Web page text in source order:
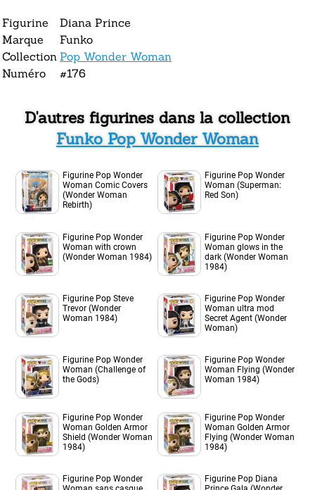
Figurine
Diana Prince
Marque
Funko
Collection Pop Wonder Woman
Numéro
#176
D'autres figurines dans la collection
Funko Pop Wonder Woman
Figurine Pop Wonder
Woman Comic Covers
(Wonder Woman
Rebirth)
Figurine Pop Wonder
Woman (Superman:
Red Son)
Figurine Pop Wonder
Woman with crown
(Wonder Woman 1984)
Figurine Pop Wonder
Woman glows in the
dark (Wonder Woman
1984)
Figurine Pop Steve
Trevor (Wonder
Woman 1984)
Figurine Pop Wonder
Woman ultra mod
Secret Agent (Wonder
Woman)
Figurine Pop Wonder
Woman (Challenge of
the Gods)
Figurine Pop Wonder
Woman Flying (Wonder
Woman 1984)
Figurine Pop Wonder
Woman Golden Armor
Shield (Wonder Woman
1984)
Figurine Pop Wonder
Woman Golden Armor
Flying (Wonder Woman
1984)
Figurine Pop Wonder
Figurine Pop Diana